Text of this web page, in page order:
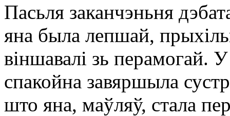
Пасьля заканчэньня
яна была лепшай,
віншавалі зь перамогай.
спакойна завяршыла
што яна, маўляў, стала